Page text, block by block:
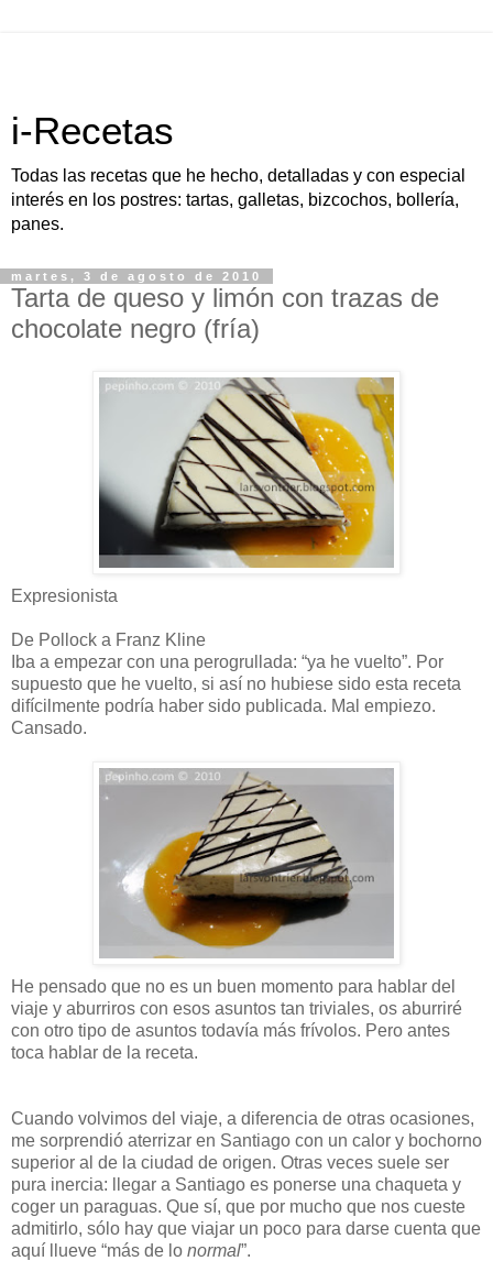
i-Recetas
Todas las recetas que he hecho, detalladas y con especial
interés en los postres: tartas, galletas, bizcochos, bollería,
panes.
martes, 3 de agosto de 2010
Tarta de queso y limón con trazas de
chocolate negro (fría)
Expresionista
De Pollock a Franz Kline
Iba a empezar con una perogrullada: “ya he vuelto”. Por
supuesto que he vuelto, si así no hubiese sido esta receta
difícilmente podría haber sido publicada. Mal empiezo.
Cansado.
He pensado que no es un buen momento para hablar del
viaje y aburriros con esos asuntos tan triviales, os aburriré
con otro tipo de asuntos todavía más frívolos. Pero antes
toca hablar de la receta.
Cuando volvimos del viaje, a diferencia de otras ocasiones,
me sorprendió aterrizar en Santiago con un calor y bochorno
superior al de la ciudad de origen. Otras veces suele ser
pura inercia: llegar a Santiago es ponerse una chaqueta y
coger un paraguas. Que sí, que por mucho que nos cueste
admitirlo, sólo hay que viajar un poco para darse cuenta que
aquí llueve “más de lo normal”.